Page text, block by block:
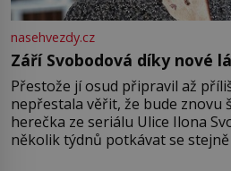
nasehvezdy.cz
Září Svobodová díky nové
Přestože jí osud připravil až
nepřestala věřit, že bude znovu šťastná.
herečka ze seriálu Ulice Ilona
několik týdnů potkávat se stejně